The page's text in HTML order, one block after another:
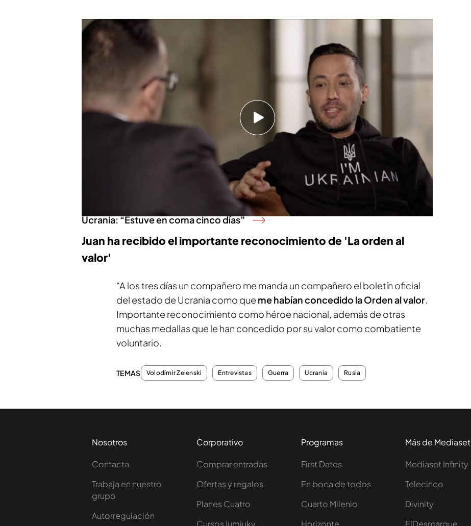
El fuerte ataque en el que el combatiente Juan perdió parte de sus dedos en Ucrania
"Ojalá más españoles como tú estuvieran aquí en Ucrania", fue una
de las pases que le dijo el presidente ucraniano
Cuenta que lo primero que le dijo fue “amigo mío, ven”, algo con lo que
se partió de risa el presidente ucraniano y tras esto, le dijo unas palabras:
“Es un honor conocerte, ojalá más españoles como tú aquí en Ucrania y
que ya era cosa de que me fuera a casa”. Además de pedirle una foto
antes de marcharse de la habitación, le dijo que le tenía que dar una
“Me sorprendió”.
El fuerte ataque en el que el combatiente Juan perdió parte de sus dedos en
Ucrania: “Estuve en coma cinco días”
Juan ha recibido el importante reconocimiento de 'La orden al
valor'
“A los tres días un compañero me manda un compañero el boletín oficial
del estado de Ucrania como que me habían concedido la Orden al valor.
Importante reconocimiento como héroe nacional, además de otras
muchas medallas que le han concedido por su valor como combatiente
voluntario.
TEMAS Volodímir Zelenski Entrevistas Guerra Ucrania Rusia
Nosotros
Contacta
Trabaja en nuestro
grupo
Autorregulación
Corporativo
Comprar entradas
Ofertas y regalos
Planes Cuatro
Cursos Iumiuky
Programas
First Dates
En boca de todos
Cuarto Milenio
Horizonte
Más de Mediaset
Mediaset Infinity
Telecinco
Divinity
ElDesmarque